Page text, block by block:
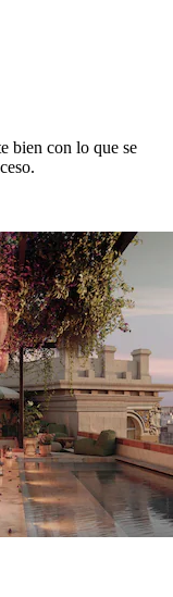
bien con lo que se